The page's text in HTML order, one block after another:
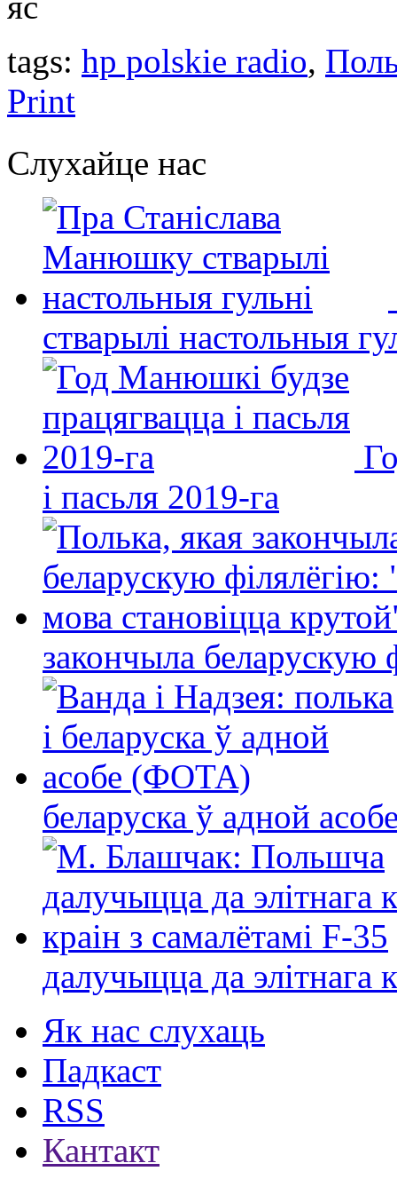
tags: hp polskie radio,
Print
Слухайце нас
стварылі настольныя
і пасьля 2019-га
закончыла беларускую
беларуска ў адной
далучыцца да элітнага
Як нас слухаць
Падкаст
RSS
Кантакт